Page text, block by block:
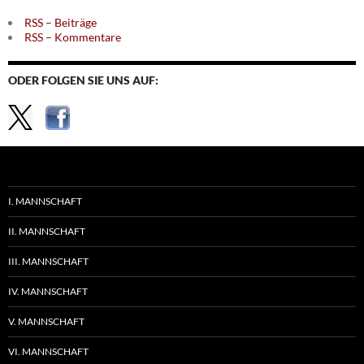
RSS – Beiträge
RSS – Kommentare
ODER FOLGEN SIE UNS AUF:
I. MANNSCHAFT
II. MANNSCHAFT
III. MANNSCHAFT
IV. MANNSCHAFT
V. MANNSCHAFT
VI. MANNSCHAFT